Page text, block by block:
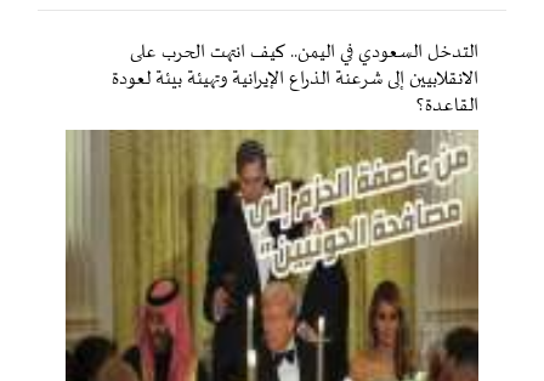
التدخل السعودي في اليمن.. كيف انتهت الحرب على
الانقلابيين إلى شرعنة الذراع الإيرانية وتهيئة بيئة لعودة
القاعدة؟